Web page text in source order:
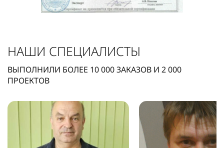
НАШИ СПЕЦИАЛИСТЫ
ВЫПОЛНИЛИ БОЛЕЕ 10 000ЗАКАЗОВ И 2 000
ПРОЕКТОВ